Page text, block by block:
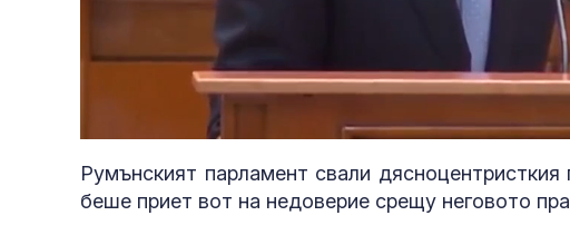
100.00%
Румънският парламент свали
беше приет вот на недоверие срещу неговото